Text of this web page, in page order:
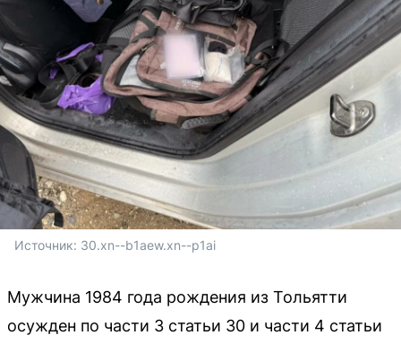
Источник: 30.xn--b1aew.xn--p1ai
Мужчина 1984 года рождения из Тольятти
осужден по части 3 статьи 30 и части 4 статьи